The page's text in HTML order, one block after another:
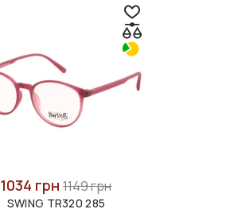
1034 грн1149 грн
SWING TR320 285